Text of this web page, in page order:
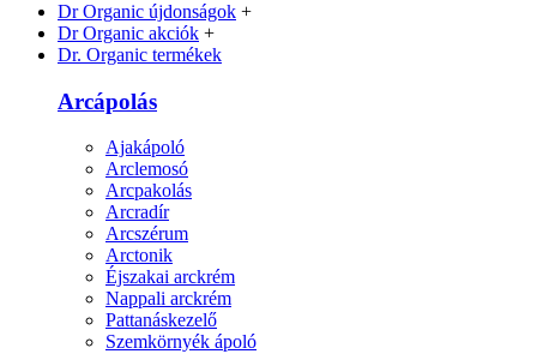
Dr Organic újdonságok +
Dr Organic akciók +
Dr. Organic termékek
Arcápolás
Ajakápoló
Arclemosó
Arcpakolás
Arcradír
Arcszérum
Arctonik
Éjszakai arckrém
Nappali arckrém
Pattanáskezelő
Szemkörnyék ápoló